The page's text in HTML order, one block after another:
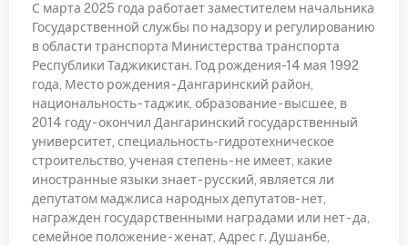
С марта 2025 года работает заместителем начальника
Государственной службы по надзору и регулированию
в области транспорта Министерства транспорта
Республики Таджикистан. Год рождения-14 мая 1992
года, Место рождения - Дангаринский район,
национальность - таджик, образование - высшее, в
2014 году - окончил Дангаринский государственный
университет, специальность-гидротехническое
строительство, ученая степень - не имеет, какие
иностранные языки знает - русский, является ли
депутатом маджлиса народных депутатов- нет,
награжден государственными наградами или нет - да,
семейное положение - женат, Адрес г. Душанбе,